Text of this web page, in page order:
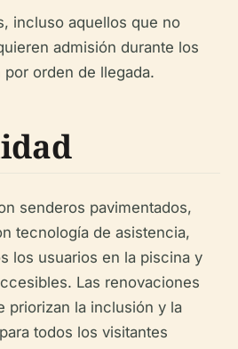
incluso aquellos que no
admisión durante los
orden de llegada.
senderos pavimentados,
tecnología de asistencia,
los usuarios en la piscina y
Las renovaciones
priorizan la inclusión y la
todos los visitantes